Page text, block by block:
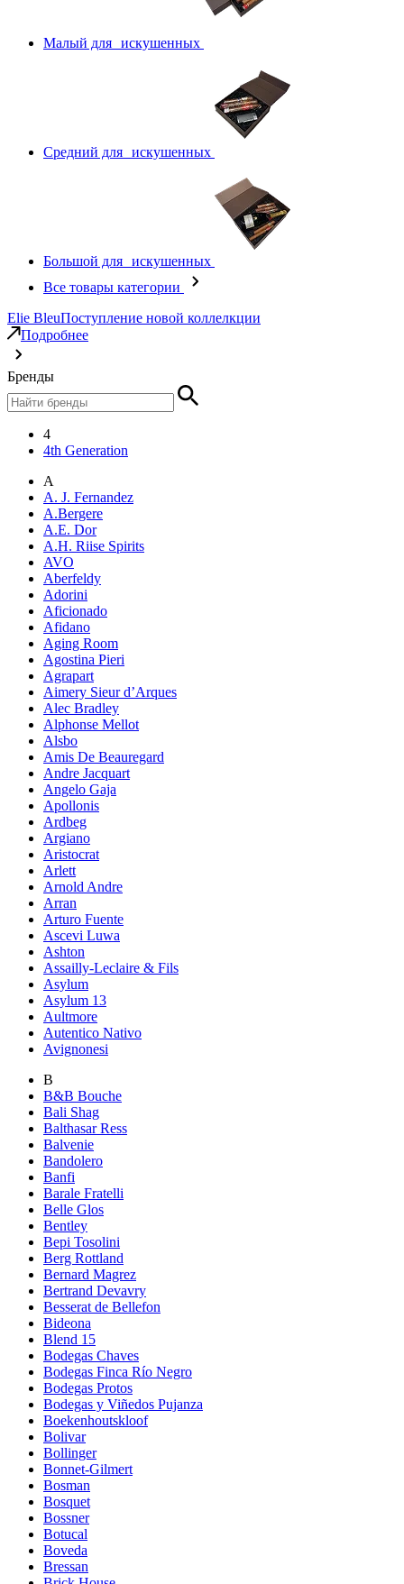
Малый для искушенных
Средний для искушенных
Большой для искушенных
Все товары категории
Elie BleuПоступление новой коллелкции
Подробнее
Бренды
4
4th Generation
A
A. J. Fernandez
A.Bergere
A.E. Dor
A.H. Riise Spirits
AVO
Aberfeldy
Adorini
Aficionado
Afidano
Aging Room
Agostina Pieri
Agrapart
Aimery Sieur d’Arques
Alec Bradley
Alphonse Mellot
Alsbo
Amis De Beauregard
Andre Jacquart
Angelo Gaja
Apollonis
Ardbeg
Argiano
Aristocrat
Arlett
Arnold Andre
Arran
Arturo Fuente
Ascevi Luwa
Ashton
Assailly-Leclaire & Fils
Asylum
Asylum 13
Aultmore
Autentico Nativo
Avignonesi
B
B&B Bouche
Bali Shag
Balthasar Ress
Balvenie
Bandolero
Banfi
Barale Fratelli
Belle Glos
Bentley
Bepi Tosolini
Berg Rottland
Bernard Magrez
Bertrand Devavry
Besserat de Bellefon
Bideona
Blend 15
Bodegas Chaves
Bodegas Finca Río Negro
Bodegas Protos
Bodegas y Viñedos Pujanza
Boekenhoutskloof
Bolivar
Bollinger
Bonnet-Gilmert
Bosman
Bosquet
Bossner
Botucal
Boveda
Bressan